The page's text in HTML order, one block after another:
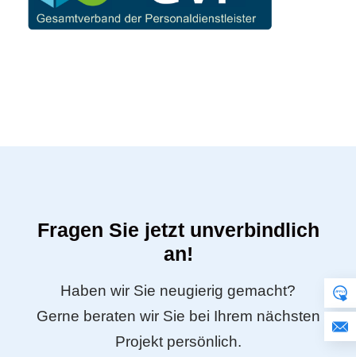
Fragen Sie jetzt unverbindlich
an!
Haben wir Sie neugierig gemacht?
Gerne beraten wir Sie bei Ihrem nächsten
Projekt persönlich.